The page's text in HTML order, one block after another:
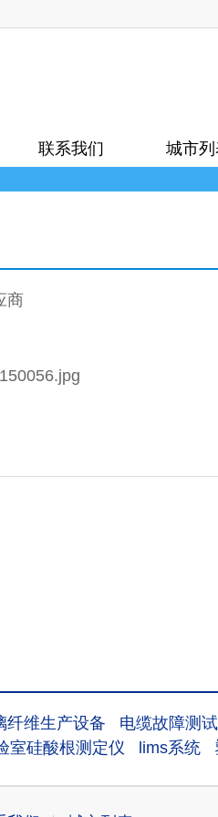
联系我们 城市列
商
纤维生产设备 电缆故障测
室硅酸根测定仪 lims系统